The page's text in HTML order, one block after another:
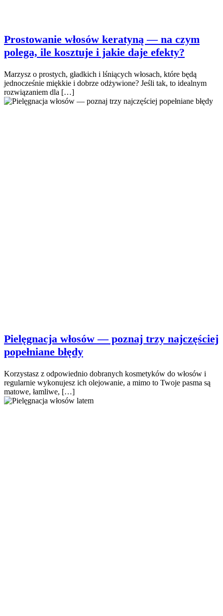
Prostowanie włosów keratyną — na czym
polega, ile kosztuje i jakie daje efekty?
Marzysz o prostych, gładkich i lśniących włosach, które będą
jednocześnie miękkie i dobrze odżywione? Jeśli tak, to idealnym
rozwiązaniem dla […]
Pielęgnacja włosów — poznaj trzy najczęściej
popełniane błędy
Korzystasz z odpowiednio dobranych kosmetyków do włosów i
regularnie wykonujesz ich olejowanie, a mimo to Twoje pasma są
matowe, łamliwe, […]